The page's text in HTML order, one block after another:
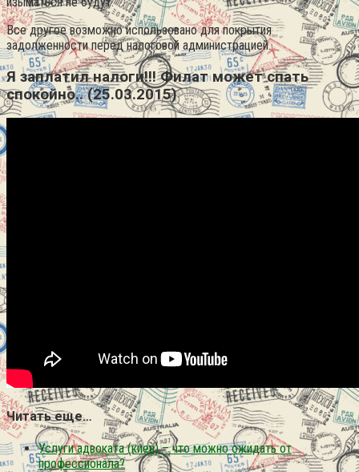
Все другое возможно использовано для покрытия
задолженности перед налоговой администрацией.
Я заплатил налоги!!! Филат может спать
спокойно.. (25.03.2015)
Читать еще…
Услуги адвоката (киев) – что можно ожидать от
профессионала?